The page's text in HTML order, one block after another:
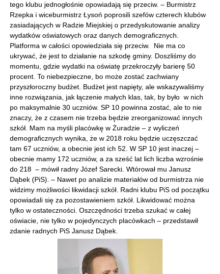
tego klubu jednogłośnie opowiadają się przeciw. – Burmistrz
Rzepka i wiceburmistrz Łysoń poprosili szefów czterech klubów
zasiadających w Radzie Miejskiej o przedyskutowanie analizy
wydatków oświatowych oraz danych demograficznych.
Platforma w całości opowiedziała się przeciw. Nie ma co
ukrywać, że jest to działanie na szkodę gminy. Doszliśmy do
momentu, gdzie wydatki na oświatę przekroczyły barierę 50
procent. To niebezpieczne, bo może zostać zachwiany
przyszłoroczny budżet. Budżet jest napięty, ale wskazywaliśmy
inne rozwiązania, jak łączenie małych klas, tak, by było w nich
po maksymalnie 30 uczniów. SP 10 powinna zostać, ale to nie
znaczy, że z czasem nie trzeba będzie zreorganizować innych
szkół. Mam na myśli placówkę w Żuradzie – z wyliczeń
demograficznych wynika, że w 2018 roku będzie uczęszczać
tam 67 uczniów, a obecnie jest ich 52. W SP 10 jest inaczej –
obecnie mamy 172 uczniów, a za sześć lat lich liczba wzrośnie
do 218 – mówił radny Józef Sarecki. Wtórował mu Janusz
Dąbek (PiS). – Nawet po analizie materiałów od burmistrza nie
widzimy możliwości likwidacji szkół. Radni klubu PiS od początku
opowiadali się za pozostawieniem szkół. Likwidować można
tylko w ostateczności. Oszczędności trzeba szukać w całej
oświacie, nie tylko w pojedynczych placówkach – przedstawił
zdanie radnych PiS Janusz Dąbek.